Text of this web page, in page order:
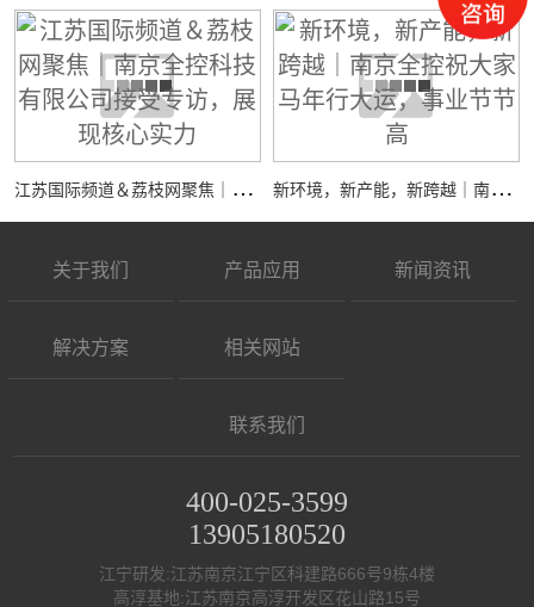
江
苏国际频道＆荔枝网聚焦｜南京全控科技有限公司接受专访，展现核心实力 新
环境，新产能，新跨越｜南京全控祝大家马年行大运，事业节节高
关于我们 产品应用 新闻资讯
解决方案 相关网站
联系我们
400-025-3599
13905180520
江宁研发:江苏南京江宁区科建路666号9栋4楼
高淳基地:江苏南京高淳开发区花山路15号